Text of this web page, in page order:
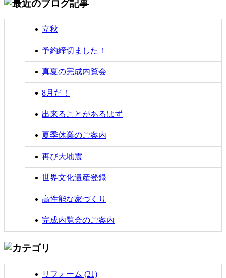
立秋
予約締切ました！
真夏の完成内覧会
8月だ！
出来ることがあるはず
夏季休業のご案内
再び大地震
世界文化遺産登録
高性能な家づくり
完成内覧会のご案内
リフォーム (21)